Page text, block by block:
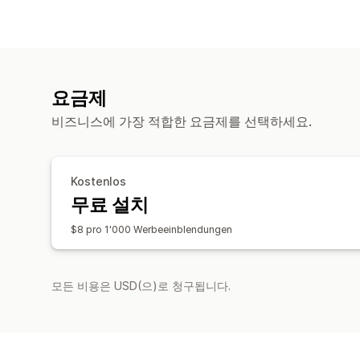
요금제
비즈니스에 가장 적합한 요금제를 선택하세요.
Kostenlos
무료 설치
$8 pro 1'000 Werbeeinblendungen
모든 비용은 USD(으)로 청구됩니다.